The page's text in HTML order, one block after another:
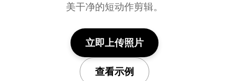
美干净的短动作剪辑。
立即上传照片
查看示例